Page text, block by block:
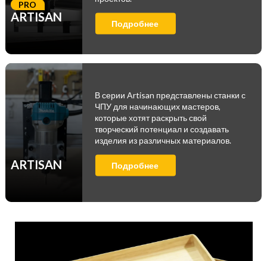
ARTISAN
PRO
Подробнее
ARTISAN
В серии Artisan представлены станки с
ЧПУ для начинающих мастеров,
которые хотят раскрыть свой
творческий потенциал и создавать
изделия из различных материалов.
Подробнее